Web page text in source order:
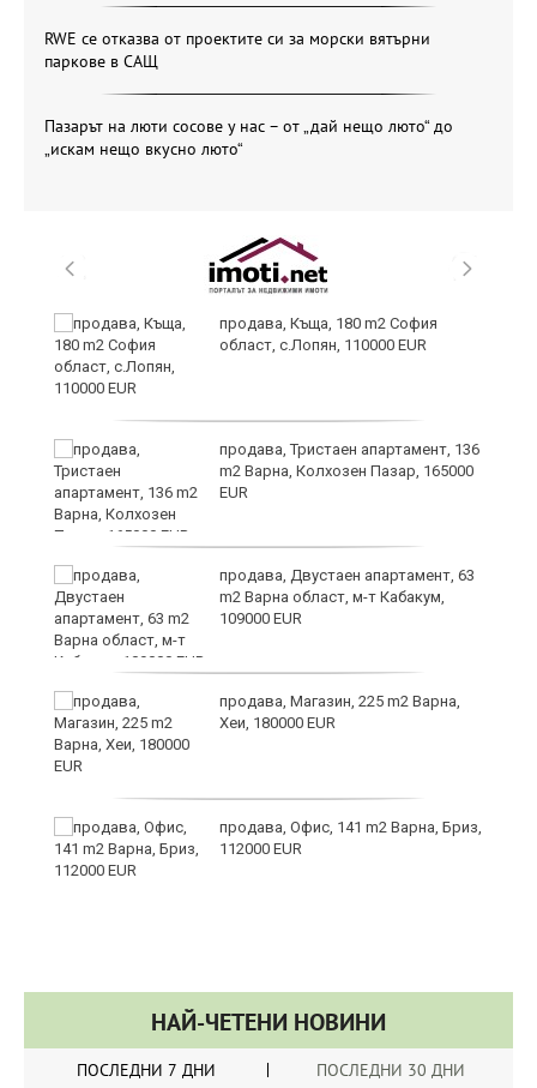
RWE се отказва от проектите си за морски вятърни
паркове в САЩ
Пазарът на люти сосове у нас – от „дай нещо люто“ до
„искам нещо вкусно люто“
продава, Къща, 180 m2 София
област, с.Лопян, 110000 EUR
продава, Тристаен апартамент, 136
m2 Варна, Колхозен Пазар, 165000
EUR
продава, Двустаен апартамент, 63
m2 Варна област, м-т Кабакум,
109000 EUR
продава, Магазин, 225 m2 Варна,
Хеи, 180000 EUR
продава, Офис, 141 m2 Варна, Бриз,
112000 EUR
НАЙ-ЧЕТЕНИ НОВИНИ
ПОСЛЕДНИ 7 ДНИ ПОСЛЕДНИ 30 ДНИ